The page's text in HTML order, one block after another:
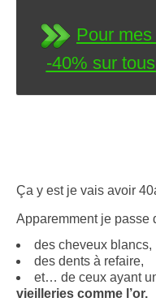
Pour
-40% sur
Ça y est je vais avoir
Apparemment je passe
des cheveux blancs,
des dents à refaire,
et… de ceux ayant
vieilleries comme l’or.